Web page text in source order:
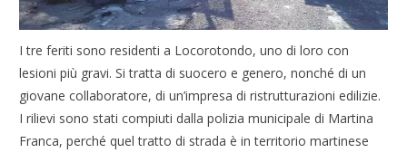
I tre feriti sono residenti a Locorotondo, uno di loro con
lesioni più gravi. Si tratta di suocero e genero, nonché di un
giovane collaboratore, di un’impresa di ristrutturazioni edilizie.
I rilievi sono stati compiuti dalla polizia municipale di Martina
Franca, perché quel tratto di strada è in territorio martinese